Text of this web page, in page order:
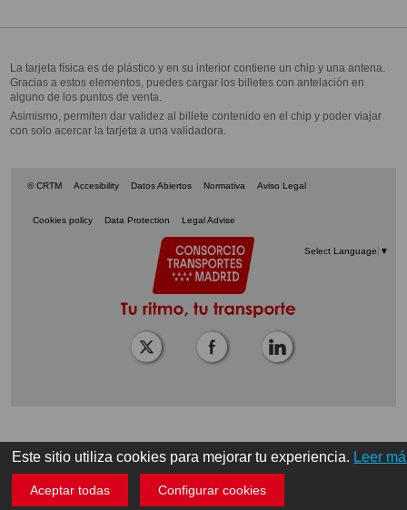
Este sitio utiliza cookies para mejorar tu experiencia. Leer
Aceptar todas Configurar cookies
La tarjeta física es de plástico y en su interior contiene un chip y una antena.
Gracias a estos elementos, puedes cargar los billetes con antelación en
alguno de los puntos de venta.
Asimismo, permiten dar validez al billete contenido en el chip y poder viajar
con solo acercar la tarjeta a una validadora.
© CRTM Accesibility Datos Abiertos Normativa Aviso Legal
Cookies policy Data Protection Legal Advise
Select Language ▼